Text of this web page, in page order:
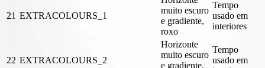
21 EXTRACOLOURS_1
muito escuro
e gradiente,
roxo
Tempo
usado em
interiores
22 EXTRACOLOURS_2
Horizonte
muito escuro
e gradiente,
Tempo
usado em